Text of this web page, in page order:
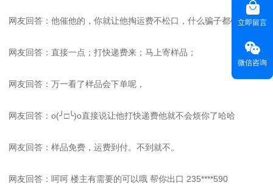
网友回答：他催他的，你就让他掏运费不松口，什么骗子都破了
网友回答：直接一点；打快递费来；马上寄样品；
网友回答：万一看了样品会下单呢，
网友回答：o(╯□╰)o直接说让他打快递费他就不会烦你了哈哈
网友回答：样品免费，运费到付。不到就不。
网友回答：呵呵 楼主有需要的可以哦 帮你出口 235****590
立即留言
微信咨询